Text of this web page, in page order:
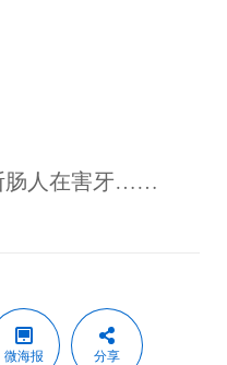
肠人在害牙……
微海报 分享